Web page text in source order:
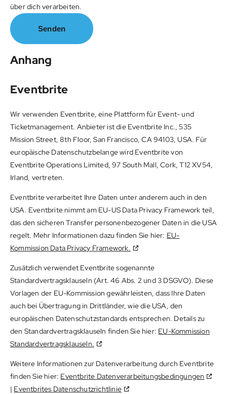
über dich verarbeiten.
Anhang
Eventbrite
Wir verwenden Eventbrite, eine Plattform für Event- und
Ticketmanagement. Anbieter ist die Eventbrite Inc., 535
Mission Street, 8th Floor, San Francisco, CA 94103, USA. Für
europäische Datenschutzbelange wird Eventbrite von
Eventbrite Operations Limited, 97 South Mall, Cork, T12 XV54,
Irland, vertreten.
Eventbrite verarbeitet Ihre Daten unter anderem auch in den
USA. Eventbrite nimmt am EU-US Data Privacy Framework teil,
das den sicheren Transfer personenbezogener Daten in die USA
regelt. Mehr Informationen dazu finden Sie hier: EU-
Kommission Data Privacy Framework.
Zusätzlich verwendet Eventbrite sogenannte
Standardvertragsklauseln (Art. 46 Abs. 2 und 3 DSGVO). Diese
Vorlagen der EU-Kommission gewährleisten, dass Ihre Daten
auch bei Übertragung in Drittländer, wie die USA, den
europäischen Datenschutzstandards entsprechen. Details zu
den Standardvertragsklauseln finden Sie hier: EU-Kommission
Standardvertragsklauseln.
Weitere Informationen zur Datenverarbeitung durch Eventbrite
finden Sie hier: Eventbrite Datenverarbeitungsbedingungen
| Eventbrites Datenschutzrichtlinie